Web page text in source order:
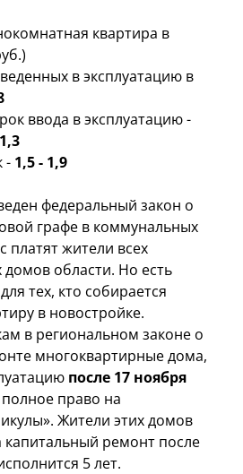
квартира в
в эксплуатацию в
ввода в эксплуатацию -
1,3
- 1,5 - 1,9
федеральный закон о
графе в коммунальных
платят жители всех
области. Но есть
тех, кто собирается
в новостройке.
в региональном законе о
многоквартирные дома,
после 17 ноября
право на
Жители этих домов
капитальный ремонт после
5 лет.